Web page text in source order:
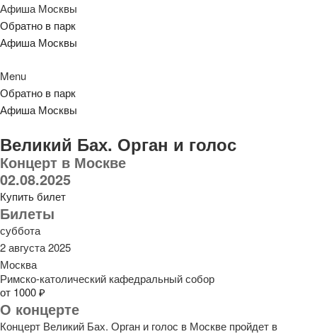
Афиша Москвы
Обратно в парк
Афиша Москвы
Menu
Обратно в парк
Афиша Москвы
Великий Бах. Орган и голос
Концерт в Москве
02.08.2025
Купить билет
Билеты
суббота
2 августа 2025
Москва
Римско-католический кафедральный собор
от 1000 ₽
О концерте
Концерт Великий Бах. Орган и голос в Москве пройдет в